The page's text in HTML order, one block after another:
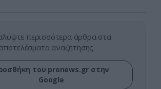
περισσότερα άρθρα στα
αποτελέσματα αναζήτησης
του pronews.gr στην
Google